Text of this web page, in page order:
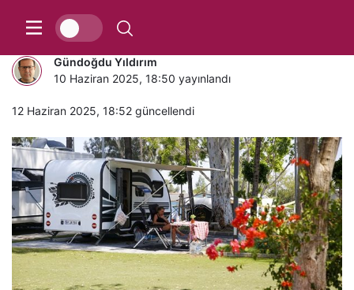
UCUZ HAYAT
Gündoğdu Yıldırım
10 Haziran 2025, 18:50 yayınlandı
12 Haziran 2025, 18:52 güncellendi